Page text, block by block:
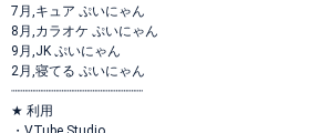
7月,キュア ぷいにゃん
8月,カラオケ ぷいにゃん
9月,JK ぷいにゃん
2月,寝てる ぷいにゃん
┈┈┈┈┈┈┈┈┈┈┈┈┈┈┈┈┈
★ 利用